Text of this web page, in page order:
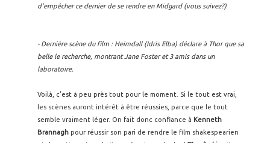
d'empêcher ce dernier de se rendre en Midgard (vous suivez?)
- Dernière scène du film : Heimdall (Idris Elba) déclare à Thor que sa
belle le recherche, montrant Jane Foster et 3 amis dans un
laboratoire.
Voilà, c'est à peu près tout pour le moment. Si le tout est vrai,
les scènes auront intérêt à être réussies, parce que le tout
semble vraiment léger. On fait donc confiance à Kenneth
Brannagh pour réussir son pari de rendre le film shakespearien